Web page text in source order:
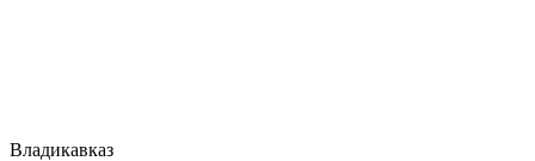
Владикавказ